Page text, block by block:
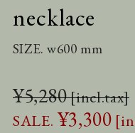
necklace
SIZE. w600 mm
¥5,280
¥3,300